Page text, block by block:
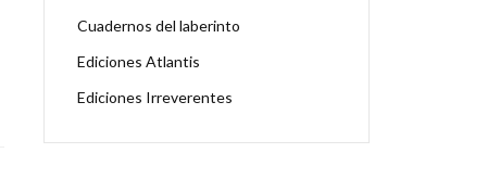
Cuadernos del laberinto
Ediciones Atlantis
Ediciones Irreverentes